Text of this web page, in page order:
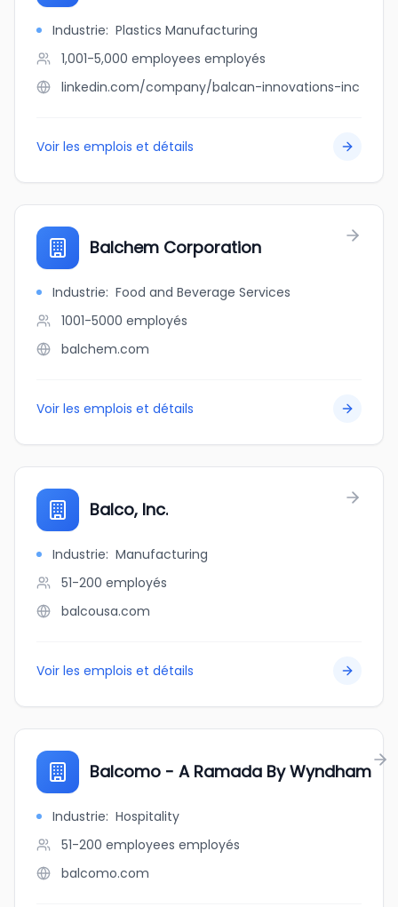
Industrie: Plastics Manufacturing
1,001-5,000 employees employés
linkedin.com/company/balcan-innovations-inc
Voir les emplois et détails
Balchem Corporation
Industrie: Food and Beverage Services
1001-5000 employés
balchem.com
Voir les emplois et détails
Balco, Inc.
Industrie: Manufacturing
51-200 employés
balcousa.com
Voir les emplois et détails
Balcomo - A Ramada By Wyndham
Industrie: Hospitality
51-200 employees employés
balcomo.com